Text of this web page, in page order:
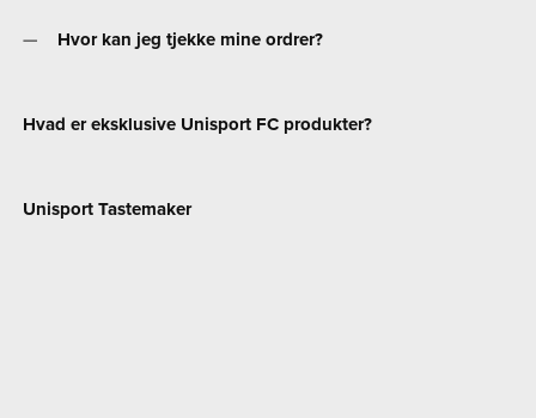
Hvor kan jeg tjekke mine ordrer?
Hvad er eksklusive Unisport FC produkter?
Unisport Tastemaker